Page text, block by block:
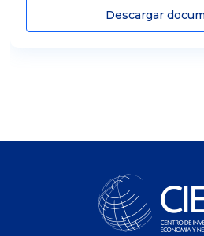
Descargar